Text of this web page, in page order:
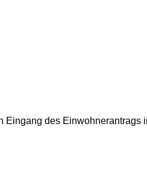
Eingang des Einwohnerantrags